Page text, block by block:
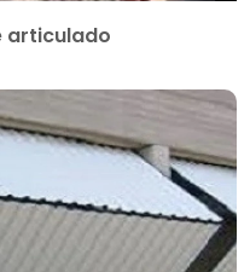
articulado